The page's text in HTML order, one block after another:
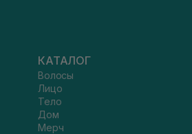
КАТАЛОГ
Волосы
Лицо
Тело
Дом
Мерч